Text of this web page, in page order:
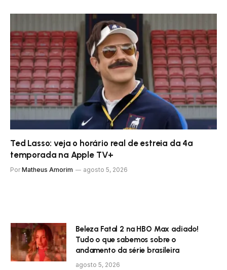
Ted Lasso: veja o horário real de estreia da 4ª
temporada na Apple TV+
Por Matheus Amorim agosto 5, 2026
Beleza Fatal 2 na HBO Max adiado!
Tudo o que sabemos sobre o
andamento da série brasileira
agosto 5, 2026